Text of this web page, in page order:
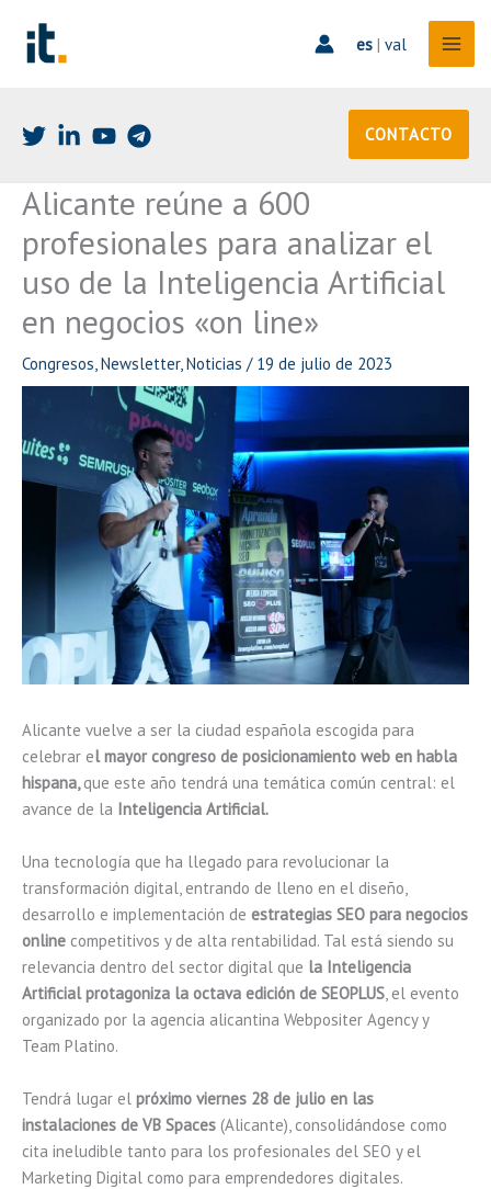
contenido
es| val
CONTACTO
Alicante reúne a 600
profesionales para analizar el
uso de la Inteligencia Artificial
en negocios «on line»
Congresos,Newsletter,Noticias / 19 de julio de 2023
Alicante vuelve a ser la ciudad española escogida para
celebrar el mayor congreso de posicionamiento web en habla
hispana,que este año tendrá una temática común central: el
avance de la Inteligencia Artificial.
Una tecnología que ha llegado para revolucionar la
transformación digital, entrando de lleno en el diseño,
desarrollo e implementación de estrategias SEO para negocios
online competitivos y de alta rentabilidad. Tal está siendo su
relevancia dentro del sector digital que la Inteligencia
Artificial protagoniza la octava edición de SEOPLUS, el evento
organizado por la agencia alicantina Webpositer Agency y
Team Platino.
Tendrá lugar el próximo viernes 28 de julio en las
instalaciones de VB Spaces (Alicante), consolidándose como
cita ineludible tanto para los profesionales del SEO y el
Marketing Digital como para emprendedores digitales.